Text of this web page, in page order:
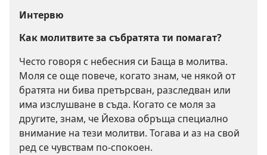
Интервю
Как молитвите за събратята ти помагат?
Често говоря с небесния си Баща в молитва.
Моля се още повече, когато знам, че някой от
братята ни бива претърсван, разследван или
има изслушване в съда. Когато се моля за
другите, знам, че Йехова обръща специално
внимание на тези молитви. Тогава и аз на свой
ред се чувствам по-спокоен.